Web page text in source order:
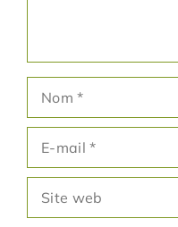
mail
web